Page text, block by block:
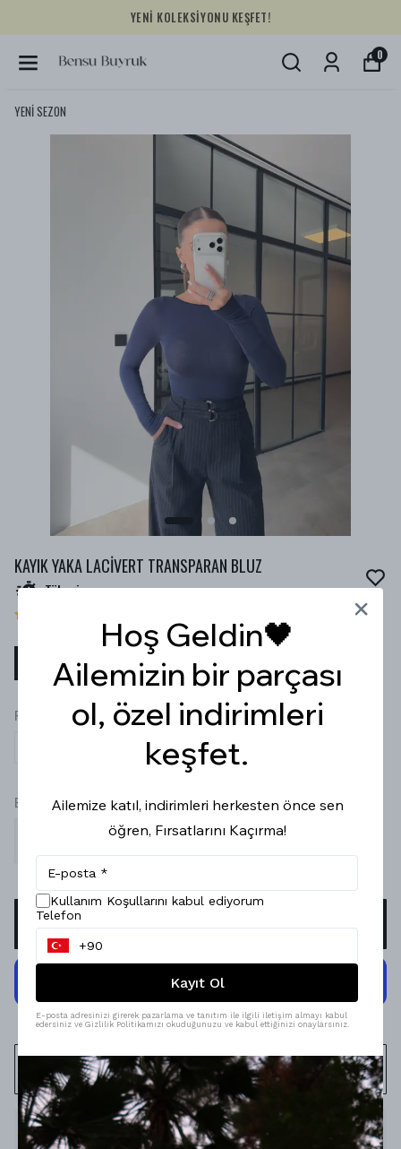
YENİ KOLEKSİYONU KEŞFET!
0
YENİ SEZON
KAYIK YAKA LACİVERT TRANSPARAN BLUZ
Tükeniyor
₺ 579.99
₺ 290.00
RENK
Beden
L
SEPETE EKLE
WHATSAPP
Ürün Açıklaması
Hoş Geldin🖤
Ailemizin bir parçası
ol, özel indirimleri
keşfet.
Ailemize katıl, indirimleri herkesten önce sen
öğren, Fırsatlarını Kaçırma!
Kullanım Koşullarını kabul ediyorum
Telefon
Kayıt Ol
E-posta adresinizi girerek pazarlama ve tanıtım ile ilgili iletişim almayı kabul
edersiniz ve Gizlilik Politikamızı okuduğunuzu ve kabul ettiğinizi onaylarsınız.